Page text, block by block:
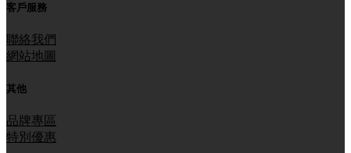
客戶服務
聯絡我們
網站地圖
其他
品牌專區
特別優惠